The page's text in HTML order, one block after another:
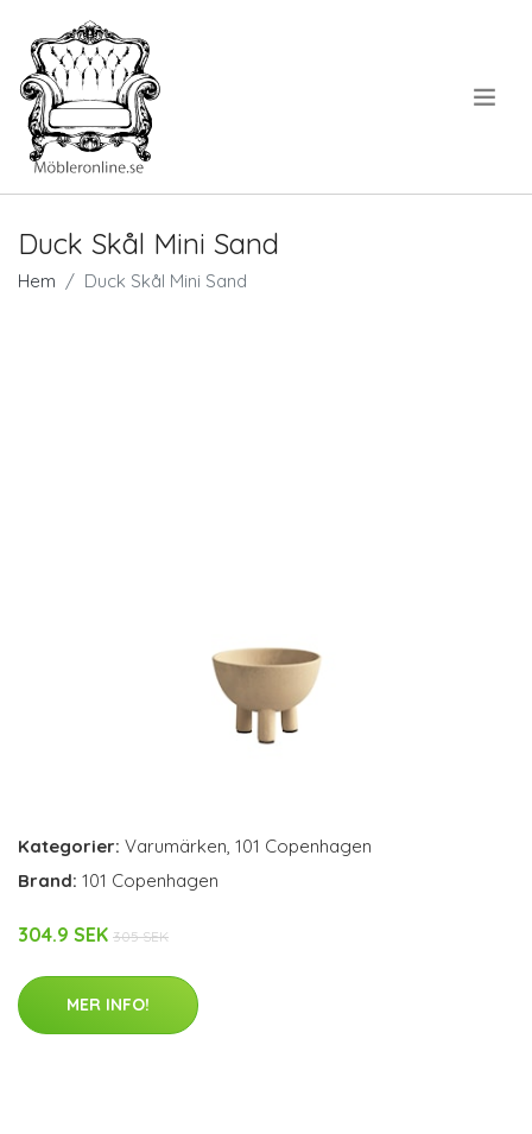
Duck Skål Mini Sand
Hem Duck Skål Mini Sand
Kategorier: Varumärken, 101 Copenhagen
Brand: 101 Copenhagen
304.9 SEK 305 SEK
MER INFO!